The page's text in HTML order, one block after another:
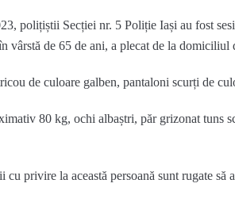
polițiștii Secției nr. 5 Poliție Iași au fost
de 65 de ani, a plecat de la
de culoare galben, pantaloni scurți de
80 kg, ochi albaștri, păr grizonat tuns
privire la această persoană sunt rugate să